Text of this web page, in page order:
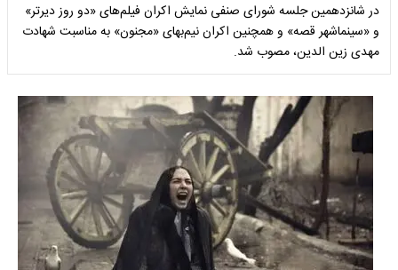
در شانزدهمین جلسه شورای صنفی نمایش اکران فیلم‌های «دو روز دیرتر»
و «سینماشهر قصه» و همچنین اکران نیم‌بهای «مجنون» به مناسبت شهادت
مهدی زین الدین، مصوب شد.